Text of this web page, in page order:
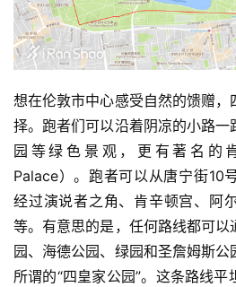
想在伦敦市中心感受自然的馈赠
择。跑者们可以沿着阴凉的小路
园等绿色景观，更有著名的
Palace）。跑者可以从唐宁街10
经过演说者之角、肯辛顿宫、阿
等。有意思的是，任何路线都可
园、海德公园、绿园和圣詹姆斯
所谓的“四皇家公园”。这条路线